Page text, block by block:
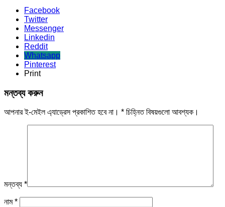
Facebook
Twitter
Messenger
Linkedin
Reddit
Whatsapp
Pinterest
Print
মন্তব্য করুন
আপনার ই-মেইল এ্যাড্রেস প্রকাশিত হবে না। * চিহ্নিত বিষয়গুলো আবশ্যক।
মন্তব্য *
নাম*